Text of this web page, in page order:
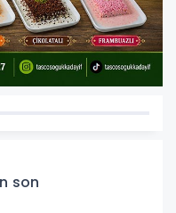
son